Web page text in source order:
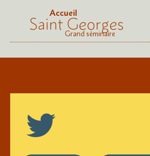
Accueil
Saint Georges
Grand séminaire